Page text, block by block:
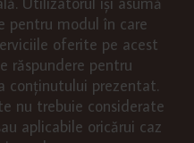
pentru modul în care
oferite pe acest
răspundere pentru
conținutului prezentat.
nu trebuie considerate
aplicabile oricărui caz